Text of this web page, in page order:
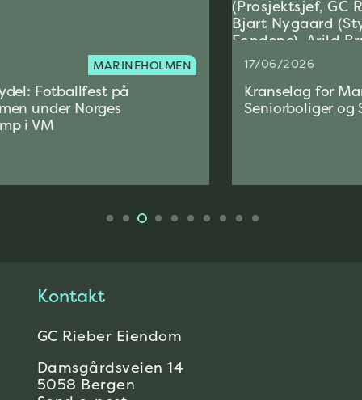
17/06/2026 MARINEHOLMEN
Kranselag for Marineholmen
Seniorboliger og SJØ Marineholmen
Kontakt
GC Rieber Eiendom
Damsgårdsveien 14
5058 Bergen